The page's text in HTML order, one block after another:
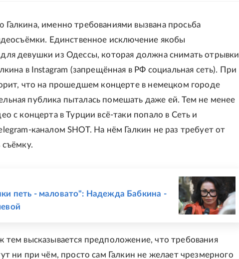
именно требованиями вызвана просьба
Единственное исключение якобы
девушки из Одессы, которая должна снимать отрывки
в Instagram (запрещённая в РФ социальная сеть). При
что на прошедшем концерте в немецком городе
публика пыталась помешать даже ей. Тем не менее
с концерта в Турции всё-таки попало в Сеть и
каналом SHOT. На нём Галкин не раз требует от
съёмку.
петь - маловато": Надежда Бабкина -
тем высказывается предположение, что требования
ни при чём, просто сам Галкин не желает чрезмерного